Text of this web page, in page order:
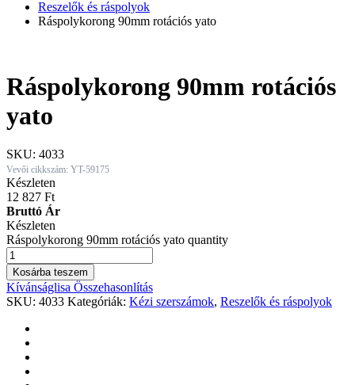
Reszelők és ráspolyok
Ráspolykorong 90mm rotációs yato
Ráspolykorong 90mm rotációs
yato
SKU: 4033
Vevői cikkszám: YT-59175
Készleten
12 827 Ft
Bruttó Ár
Készleten
Ráspolykorong 90mm rotációs yato quantity
Kosárba teszem
Kívánságlisa Összehasonlítás
SKU: 4033 Kategóriák: Kézi szerszámok, Reszelők és ráspolyok